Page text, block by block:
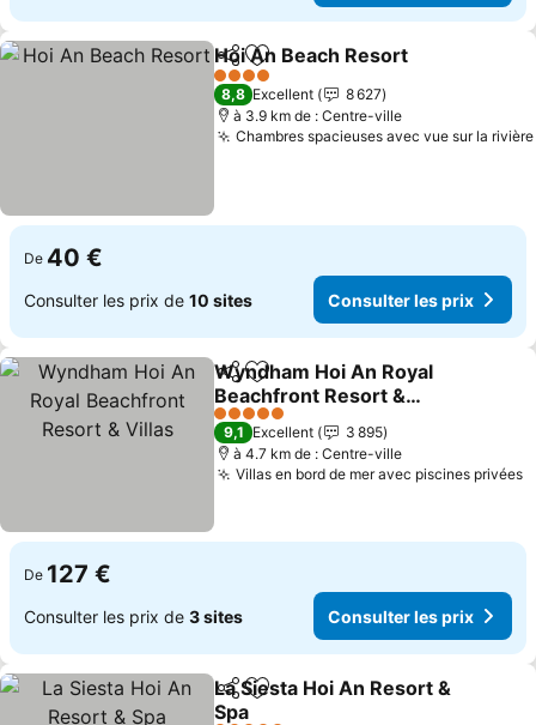
PartagerAjouter à mes favoris
Hoi An Beach Resort
4 Étoiles
8,8 Excellent
8 627
à 3.9 km de : Centre-ville
Chambres spacieuses avec vue sur la rivière
De 40 €
Consulter les prix de 10 sites Consulter les prix
PartagerAjouter à mes favoris
Wyndham Hoi An Royal
Beachfront Resort &
Villas
5 Étoiles
9,1 Excellent
3 895
à 4.7 km de : Centre-ville
Villas en bord de mer avec piscines privées
De 127 €
Consulter les prix de 3 sites Consulter les prix
PartagerAjouter à mes favoris
La Siesta Hoi An Resort &
Spa